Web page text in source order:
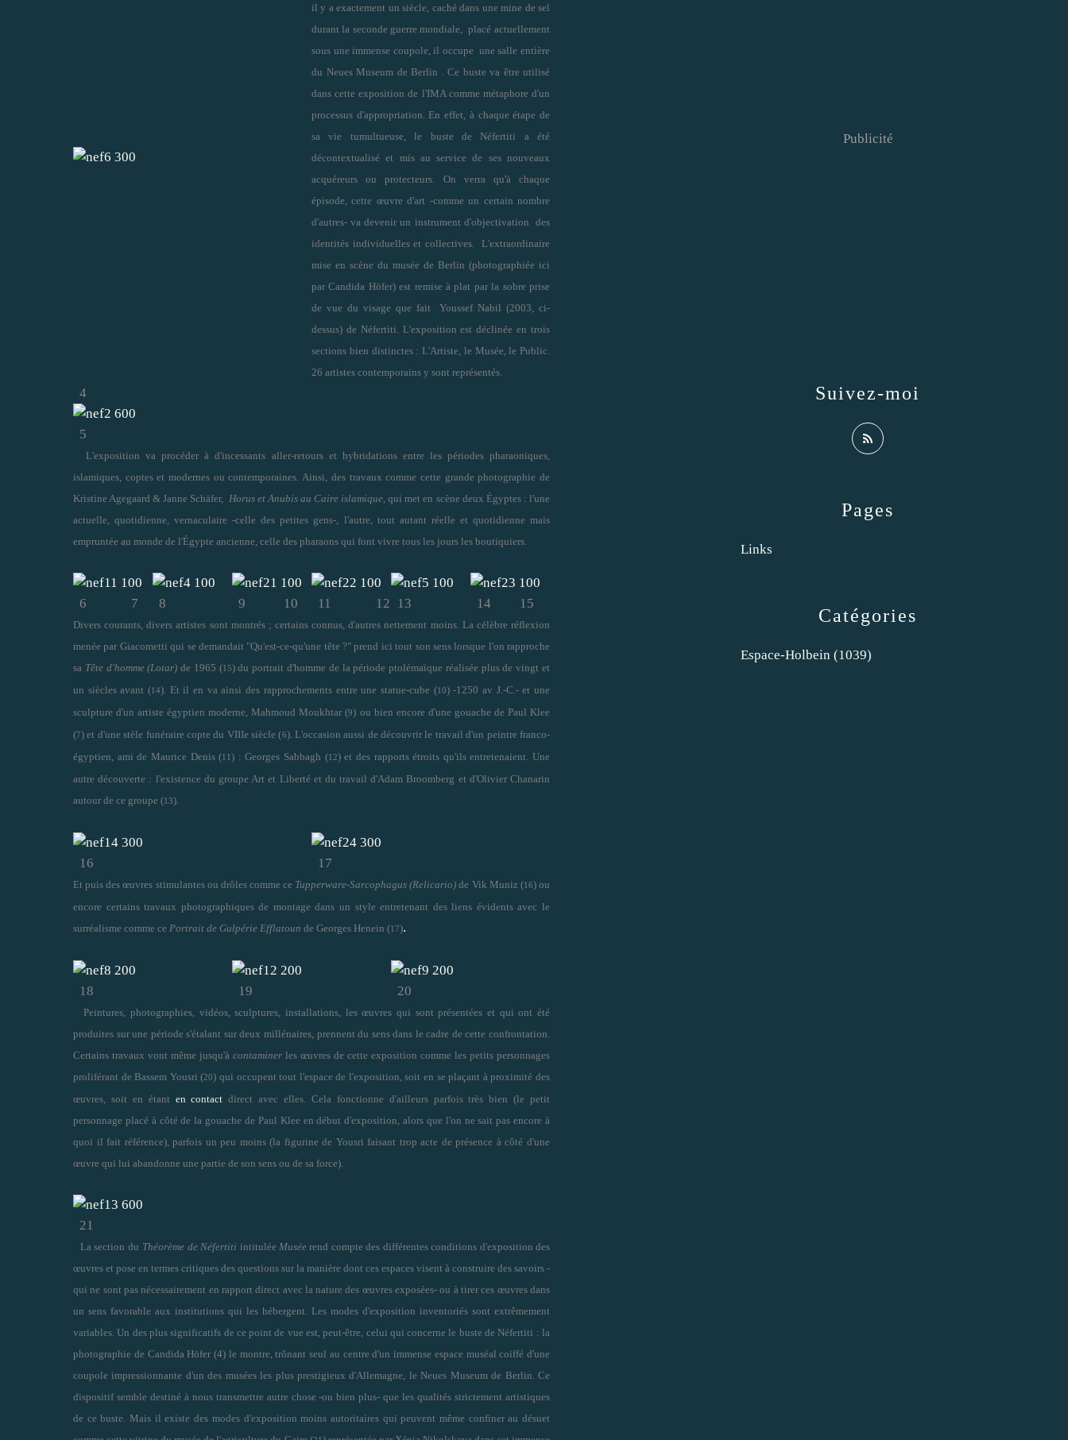
il y a exactement un siècle, caché dans une mine de sel
durant la seconde guerre mondiale, placé actuellement
sous une immense coupole, il occupe une salle entière
du Neues Museum de Berlin . Ce buste va être utilisé
dans cette exposition de l'IMA comme métaphore d'un
processus d'appropriation. En effet, à chaque étape de
sa vie tumultueuse, le buste de Néfertiti a été
décontextualisé et mis au service de ses nouveaux
acquéreurs ou protecteurs. On verra qu'à chaque
épisode, cette œuvre d'art -comme un certain nombre
d'autres- va devenir un instrument d'objectivation des
identités individuelles et collectives. L'extraordinaire
mise en scène du musée de Berlin (photographiée ici
par Candida Höfer) est remise à plat par la sobre prise
de vue du visage que fait Youssef Nabil (2003, ci-
dessus) de Néfertiti. L'exposition est déclinée en trois
sections bien distinctes : L'Artiste, le Musée, le Public.
26 artistes contemporains y sont représentés.
4
5
L'exposition va procéder à d'incessants aller-retours et hybridations entre les périodes pharaoniques,
islamiques, coptes et modernes ou contemporaines. Ainsi, des travaux comme cette grande photographie de
Kristine Agegaard & Janne Schäfer, Horus et Anubis au Caire islamique , qui met en scène deux Égyptes : l'une
actuelle, quotidienne, vernaculaire -celle des petites gens-, l'autre, tout autant réelle et quotidienne mais
empruntée au monde de l'Égypte ancienne, celle des pharaons qui font vivre tous les jours les boutiquiers.
6 7 8 9 10 11 12 13 14 15
Divers courants, divers artistes sont montrés ; certains connus, d'autres nettement moins. La célèbre réflexion
menée par Giacometti qui se demandait "Qu'est-ce-qu'une tête ?" prend ici tout son sens lorsque l'on rapproche
sa Tête d'homme (Lotar) de 1965 (15) du portrait d'homme de la période ptolémaïque réalisée plus de vingt et
un siècles avant (14). Et il en va ainsi des rapprochements entre une statue-cube (10) -1250 av J.-C.- et une
sculpture d'un artiste égyptien moderne, Mahmoud Moukhtar (9) ou bien encore d'une gouache de Paul Klee
(7) et d'une stèle funéraire copte du VIIIe siècle (6). L'occasion aussi de découvrir le travail d'un peintre franco-
égyptien, ami de Maurice Denis (11 ) : Georges Sabbagh (12) et des rapports étroits qu'ils entretenaient. Une
autre découverte : l'existence du groupe Art et Liberté et du travail d'Adam Broomberg et d'Olivier Chanarin
autour de ce groupe (13).
16 17
Et puis des œuvres stimulantes ou drôles comme ce Tupperware-Sarcophagus (Relicario) de Vik Muniz (16) ou
encore certains travaux photographiques de montage dans un style entretenant des liens évidents avec le
surréalisme comme ce Portrait de Gulpérie Efflatoun de Georges Henein (17).
18 19 20
Peintures, photographies, vidéos, sculptures, installations, les œuvres qui sont présentées et qui ont été
produites sur une période s'étalant sur deux millénaires, prennent du sens dans le cadre de cette confrontation.
Certains travaux vont même jusqu'à contaminer les œuvres de cette exposition comme les petits personnages
proliférant de Bassem Yousri (20) qui occupent tout l'espace de l'exposition, soit en se plaçant à proximité des
œuvres, soit en étant en contact direct avec elles. Cela fonctionne d'ailleurs parfois très bien (le petit
personnage placé à côté de la gouache de Paul Klee en début d'exposition, alors que l'on ne sait pas encore à
quoi il fait référence), parfois un peu moins (la figurine de Yousri faisant trop acte de présence à côté d'une
œuvre qui lui abandonne une partie de son sens ou de sa force).
21
La section du Théorème de Néfertiti intitulée Muséerend compte des différentes conditions d'exposition des
œuvres et pose en termes critiques des questions sur la manière dont ces espaces visent à construire des savoirs -
qui ne sont pas nécessairement en rapport direct avec la nature des œuvres exposées- ou à tirer ces œuvres dans
un sens favorable aux institutions qui les hébergent. Les modes d'exposition inventoriés sont extrêmement
variables. Un des plus significatifs de ce point de vue est, peut-être, celui qui concerne le buste de Néfertiti : la
photographie de Candida Höfer (4) le montre, trônant seul au centre d'un immense espace muséal coiffé d'une
coupole impressionnante d'un des musées les plus prestigieux d'Allemagne, le Neues Museum de Berlin. Ce
dispositif semble destiné à nous transmettre autre chose -ou bien plus- que les qualités strictement artistiques
de ce buste. Mais il existe des modes d'exposition moins autoritaires qui peuvent même confiner au désuet
Catégories
Espace-Holbein (1039)
Pages
Links
Suivez-moi
Publicité